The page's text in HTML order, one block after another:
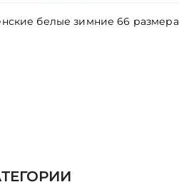
белые зимние 66 размера